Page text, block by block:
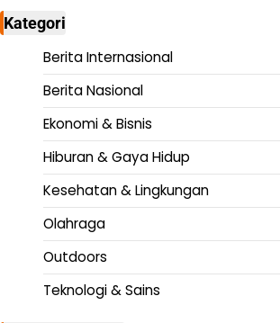
Kategori
Berita Internasional
Berita Nasional
Ekonomi & Bisnis
Hiburan & Gaya Hidup
Kesehatan & Lingkungan
Olahraga
Outdoors
Teknologi & Sains